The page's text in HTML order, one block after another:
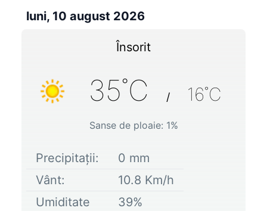
luni, 10 august 2026
Însorit
35˚C / 16˚C
Sanse de ploaie: 1%
Precipitații: 0 mm
Vânt:
10.8 Km/h
Umiditate
39%